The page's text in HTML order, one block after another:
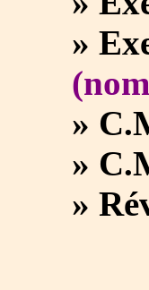
»
»
»
»